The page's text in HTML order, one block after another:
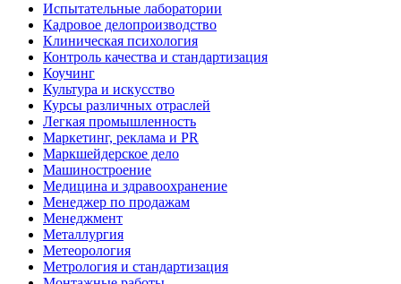
Испытательные лаборатории
Кадровое делопроизводство
Клиническая психология
Контроль качества и стандартизация
Коучинг
Культура и искусство
Курсы различных отраслей
Легкая промышленность
Маркетинг, реклама и PR
Маркшейдерское дело
Машиностроение
Медицина и здравоохранение
Менеджер по продажам
Менеджмент
Металлургия
Метеорология
Метрология и стандартизация